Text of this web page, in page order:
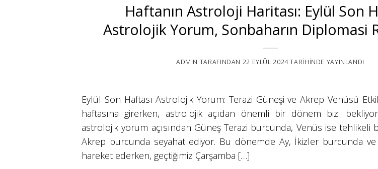
Haftanın Astroloji Haritası: Eylül Son
Astrolojik Yorum, Sonbaharın Diplomasi
ADMIN TARAFINDAN 22 EYLÜL 2024TARIHINDE YAYINLANDI
Eylül Son Haftası Astrolojik Yorum: Terazi Güneşi ve Akrep Venüsü
haftasına girerken, astrolojik açıdan önemli bir dönem bizi
astrolojik yorum açısından Güneş Terazi burcunda, Venüs ise tehlikeli
Akrep burcunda seyahat ediyor. Bu dönemde Ay, İkizler burcunda ve
hareket ederken, geçtiğimiz Çarşamba […]